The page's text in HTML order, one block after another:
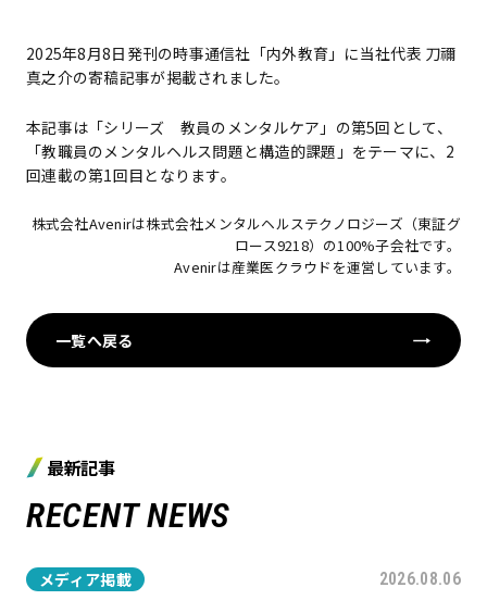
2025年8月8日発刊の時事通信社「内外教育」に当社代表 刀禰
真之介の寄稿記事が掲載されました。
本記事は「シリーズ 教員のメンタルケア」の第5回として、
「教職員のメンタルヘルス問題と構造的課題」をテーマに、2
回連載の第1回目となります。
株式会社Avenirは株式会社メンタルヘルステクノロジーズ （東証グ
ロース9218）の100%子会社です。
Avenirは産業医クラウド を運営しています。
一覧へ戻る
最新記事
RECENT NEWS
メディア掲載 2026.08.06